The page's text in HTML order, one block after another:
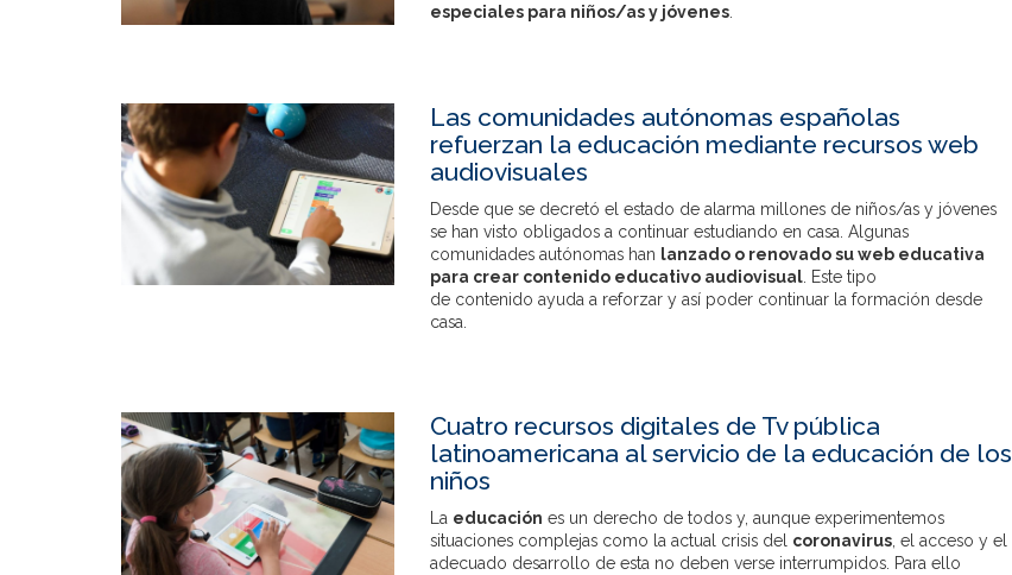
especiales para niños/as y jóvenes.
Las comunidades autónomas españolas
refuerzan la educación mediante recursos web
audiovisuales
Desde que se decretó el estado de alarma millones de niños/as y jóvenes
se han visto obligados a continuar estudiando en casa. Algunas
comunidades autónomas han lanzado o renovado su web educativa
para crear contenido educativo audiovisual. Este tipo
de contenido ayuda a reforzar y así poder continuar la formación desde
casa.
Cuatro recursos digitales de Tv pública
latinoamericana al servicio de la educación de los
niños
La educación es un derecho de todos y, aunque experimentemos
situaciones complejas como la actual crisis del coronavirus, el acceso y el
adecuado desarrollo de esta no deben verse interrumpidos. Para ello